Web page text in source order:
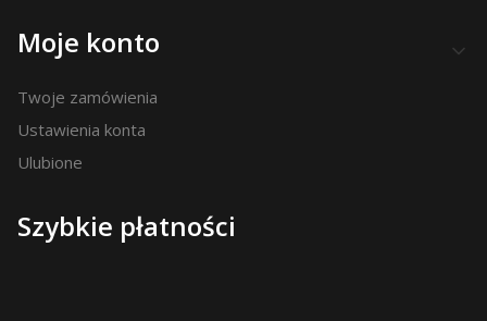
Moje konto
Twoje zamówienia
Ustawienia konta
Ulubione
Szybkie płatności